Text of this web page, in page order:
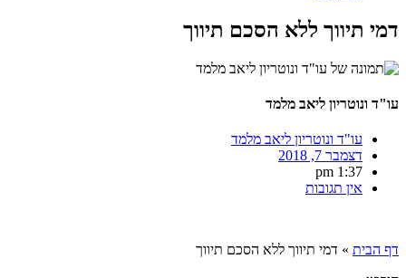
דמי תיווך ללא הסכם תיווך
עו"ד ונוטריון ליאב מלמד
עו"ד ונוטריון ליאב מלמד
דצמבר 7, 2018
1:37 pm
אין תגובות
דף הבית » דמי תיווך ללא הסכם תיווך